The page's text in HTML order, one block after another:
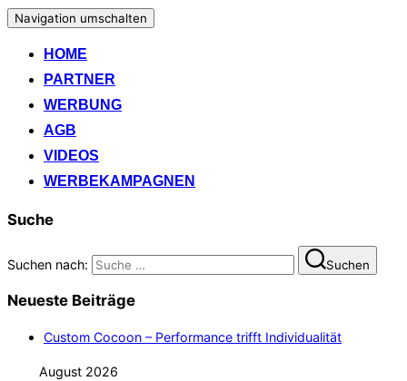
Navigation umschalten
HOME
PARTNER
WERBUNG
AGB
VIDEOS
WERBEKAMPAGNEN
Suche
Suchen nach: Suchen
Neueste Beiträge
Custom Cocoon – Performance trifft Individualität
August 2026